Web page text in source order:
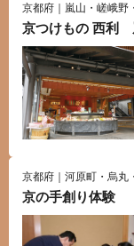
京都府｜嵐山・嵯峨野
京つけもの 西利
京都府｜河原町・烏丸
京の手創り体験